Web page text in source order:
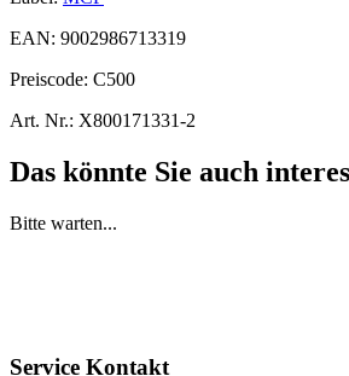
EAN: 9002986713319
Preiscode: C500
Art. Nr.: X800171331-2
Das könnte Sie auch
Bitte warten...
Service Kontakt